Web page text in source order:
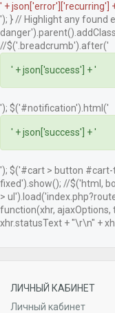
' + json['error']['recurring']
'); } // Highlight any found
//$('.breadcrumb').after('
' + json['success'] + '
'); $('#notification').html('
' + json['success'] + '
'); $('#cart > button
fixed').show(); //$('html,
>
function(xhr,
xhr.statusText + "\r\n" +
ЛИЧНЫЙ КАБИНЕТ
Личный кабинет